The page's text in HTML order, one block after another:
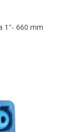
1″- 660 mm